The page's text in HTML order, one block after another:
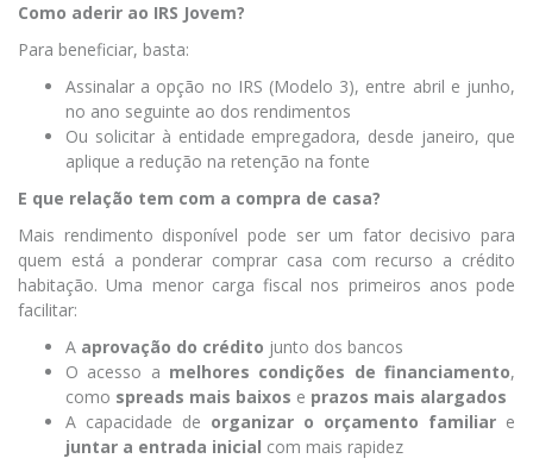
Como aderir ao IRS Jovem?
Para beneficiar, basta:
Assinalar a opção no IRS (Modelo 3), entre abril e junho,
no ano seguinte ao dos rendimentos
Ou solicitar à entidade empregadora, desde janeiro, que
aplique a redução na retenção na fonte
E que relação tem com a compra de casa?
Mais rendimento disponível pode ser um fator decisivo para
quem está a ponderar comprar casa com recurso a crédito
habitação. Uma menor carga fiscal nos primeiros anos pode
facilitar:
A aprovação do crédito junto dos bancos
O acesso a melhores condições de financiamento,
como spreads mais baixos e prazos mais alargados
A capacidade de organizar o orçamento familiar e
juntar a entrada inicial com mais rapidez